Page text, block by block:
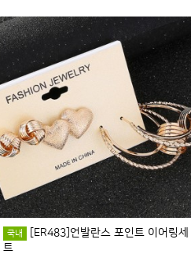
국내
[ER483]언발란스 포인트 이어링세
트